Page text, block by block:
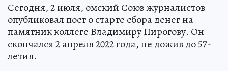
Сегодня, 2 июля, омский Союз журналистов
опубликовал пост о старте сбора денег на
памятник коллеге Владимиру Пирогову. Он
скончался 2 апреля 2022 года, не дожив до 57-
летия.